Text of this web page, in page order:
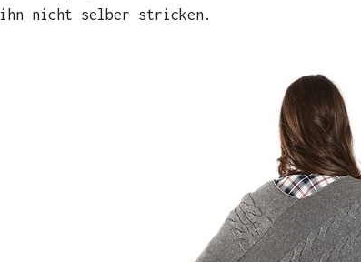
ihn nicht selber stricken.